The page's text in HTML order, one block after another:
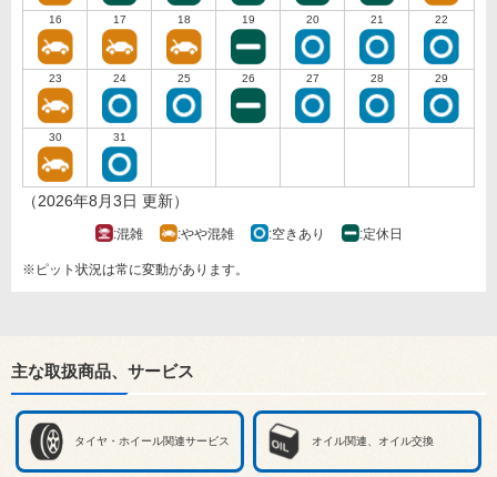
16 17 18 19 20 21 22
23 24 25 26 27 28 29
30 31
（2026年8月3日 更新）
:混雑 :やや混雑 :空きあり :定休日
※ピット状況は常に変動があります。
主な取扱商品、サービス
タイヤ・ホイール関連サービス オイル関連、オイル交換